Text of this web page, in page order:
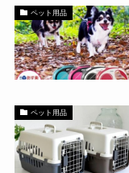
ペット用品
ペット用品